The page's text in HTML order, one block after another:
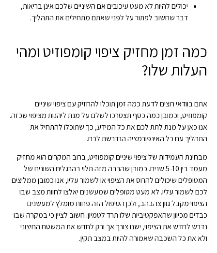
יכולים להיות לא מעט עיכובים אם השיניים שלכם אינן בריאות,
דבר שחשוב לפתור על לפני שאתם מתחילים את התהליך.
כמה זמן מחזיק ציפוי קומפוזיט ומהי
העלות שלו?
אתם בוודאי רוצים לדעת כמה זמן תוכלו להחזיק עם ציפוי שיניים
קומפוזיט, וכמובן כמה כסף תצטרכו לשלם על מנת ליהנות מציפוי שכזה.
אנו כאן על מנת לתת לכם את כל המידע, כך שתוכלו להתחיל את
התהליך עם כל האינפורמציה הנדרשת לכם.
מבחינת העמידות של ציפוי שיניים קומפוזיט, ברוב המקרים הוא מחזיק
מעמד בין 5-10 שנים. כמובן שהרבה מזה תלוי בהרגלים השונים של
המטופלים שיכולים להרוס את הציפוי או לשמור עליו, אנו כמובן ממליצים
לכם לשמור עליו. לא מעט מטופלים שמעשנים יאלצו לחוות מצב שבו
הציפוי מקבל גוון צהבהב, ולכן הטיפול הזה פחות מומלץ למעשנים
כבדים מכיוון שהאפקטיביות שלו תרד לטמיון. חשוב לציין כי במקרה שבו
נדרש לחדש את הציפוי, ישנו צורך אך ורק לחדש את המשטח החיצוני
ולא את כל השכבה שאמורה להיות במצב תקין.